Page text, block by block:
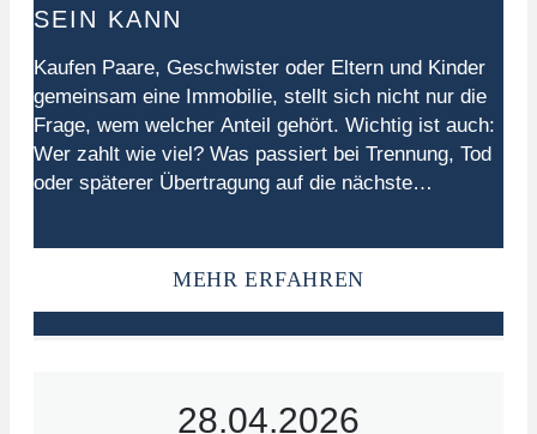
SEIN KANN
Kaufen Paare, Geschwister oder Eltern und Kinder
gemeinsam eine Immobilie, stellt sich nicht nur die
Frage, wem welcher Anteil gehört. Wichtig ist auch:
Wer zahlt wie viel? Was passiert bei Trennung, Tod
oder späterer Übertragung auf die nächste
Gestaltung ermöglichen – sollte…
MEHR ERFAHREN
28.04.2026